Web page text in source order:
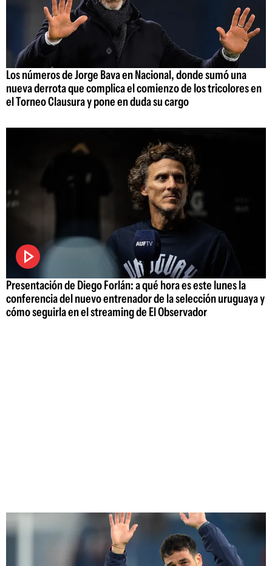
Los números de Jorge Bava en Nacional, donde sumó una
nueva derrota que complica el comienzo de los tricolores en
el Torneo Clausura y pone en duda su cargo
Presentación de Diego Forlán: a qué hora es este lunes la
conferencia del nuevo entrenador de la selección uruguaya y
cómo seguirla en el streaming de El Observador